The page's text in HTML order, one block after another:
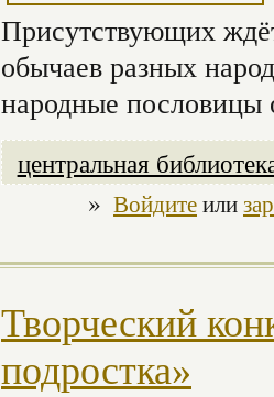
Присутствующих
обычаев разных
народные пословицы
центральная
» Войдитеили
Творческий
подростка»